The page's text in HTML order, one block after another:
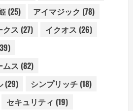
(25) アイマジック (78)
クス (27) イクオス (26)
ムス (82)
(29) シンプリッチ (18)
セキュリティ (19)